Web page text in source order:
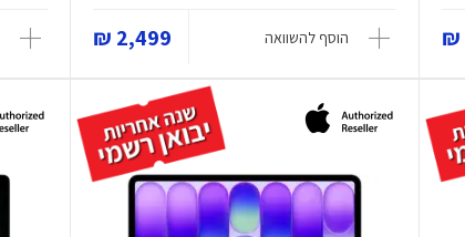
הוסף להשוואה 2,499 ₪